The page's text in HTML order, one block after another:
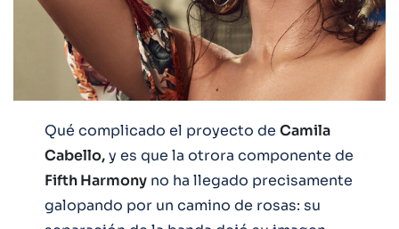
Qué complicado el proyecto de Camila
Cabello,y es que la otrora componente de
Fifth Harmony no ha llegado precisamente
galopando por un camino de rosas: su